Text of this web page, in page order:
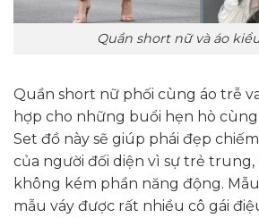
Quần short nữ và áo
Quần short nữ phối cùng áo trễ
hợp cho những buổi hẹn hò
Set đồ này sẽ giúp phái đẹp
của người đối diện vì sự trẻ
không kém phần năng động.
mẫu váy được rất nhiều cô gái